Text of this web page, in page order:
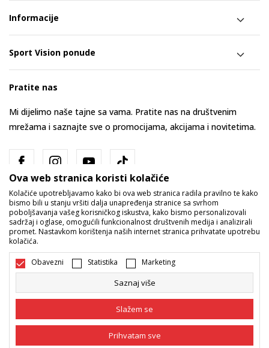
Informacije
Sport Vision ponude
Pratite nas
Mi dijelimo naše tajne sa vama. Pratite nas na društvenim
mrežama i saznajte sve o promocijama, akcijama i novitetima.
Bosna i Hercegovina Promijenite
Nastojimo da budemo što precizniji u opisu proizvoda, prikazu slika i
samih cijena, ali ne možemo garantovati da su sve informacije kompletne
Ova web stranica koristi kolačiće
Kolačiće upotrebljavamo kako bi ova web stranica radila pravilno te kako
bismo bili u stanju vršiti dalja unapređenja stranice sa svrhom
poboljšavanja vašeg korisničkog iskustva, kako bismo personalizovali
sadržaj i oglase, omogućili funkcionalnost društvenih medija i analizirali
promet. Nastavkom korištenja naših internet stranica prihvatate upotrebu
kolačića.
Obavezni Statistika Marketing
Saznaj više
Slažem se
Prihvatam sve